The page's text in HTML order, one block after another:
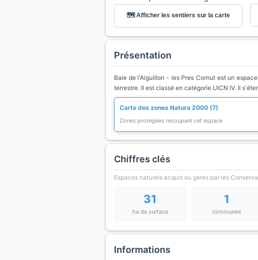
🗺️ Afficher les sentiers sur la carte
Présentation
Baie de l'Aiguillon - les Pres Cornut est un
terrestre. Il est classé en catégorie UICN IV. Il
Carte des zones Natura 2000 (7)
Zones protégées recoupant cet espace
Chiffres clés
Espaces naturels acquis ou geres par les
31
ha de surface
1
communes
Informations